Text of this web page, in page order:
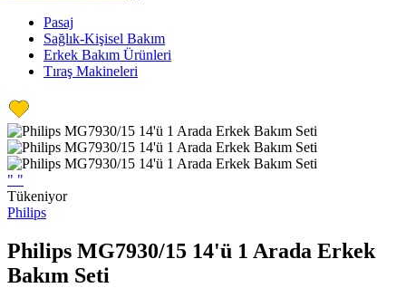
Pasaj
Sağlık-Kişisel Bakım
Erkek Bakım Ürünleri
Tıraş Makineleri
" "
Tükeniyor
Philips
Philips MG7930/15 14'ü 1 Arada Erkek
Bakım Seti